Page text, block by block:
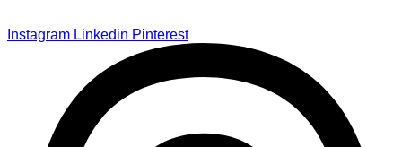
Instagram Linkedin Pinterest